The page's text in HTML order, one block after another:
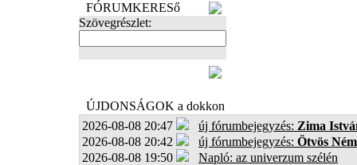
FÓRUMKERESő
Szövegrészlet:
ÚJDONSÁGOK a dokkon
2026-08-08 20:47
új fórumbejegyzés: Zima
2026-08-08 20:42
új fórumbejegyzés: Ötvös
2026-08-08 19:50
Napló: az univerzum szélén